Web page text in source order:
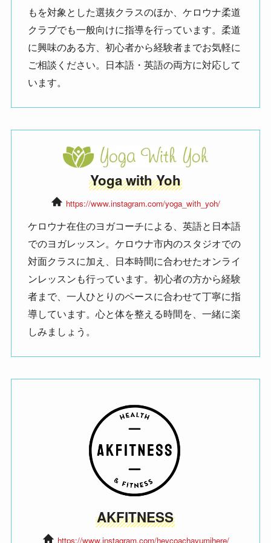
もを対象とした選抜クラスのほか、ケロウナ柔道
クラブでも一般向けに指導を行っています。柔道
に興味のある方、初心者から経験者までお気軽に
ご相談ください。日本語・英語の両方に対応して
います。
Yoga with Yoh
https://www.instagram.com/yoga_with_yoh/
ケロウナ在住のヨガコーチによる、英語と日本語
でのヨガレッスン。ケロウナ市内のスタジオでの
対面クラスに加え、日本時間に合わせたオンライ
ンレッスンも行っています。初心者の方から経験
者まで、一人ひとりのペースに合わせて丁寧に指
導しています。心と体を整える時間を、一緒に楽
しみましょう。
AKFITNESS
https://www.instagram.com/heycoachayumihere/